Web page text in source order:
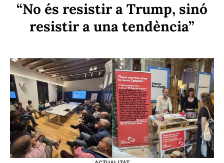
DIJOUS 31 DE JULIOL - 14:00 H
L'Ateneu Barcelonès
s'adhereix al Pacte Nacional
per la Llengua